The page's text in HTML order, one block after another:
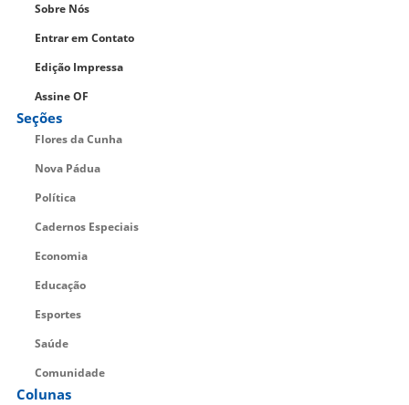
Sobre Nós
Entrar em Contato
Edição Impressa
Assine OF
Seções
Flores da Cunha
Nova Pádua
Política
Cadernos Especiais
Economia
Educação
Esportes
Saúde
Comunidade
Colunas